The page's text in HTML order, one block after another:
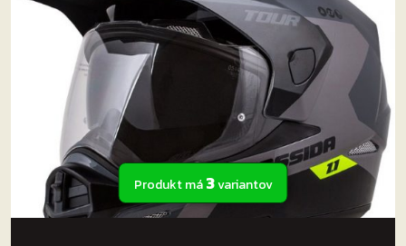
Produkt má3variantov